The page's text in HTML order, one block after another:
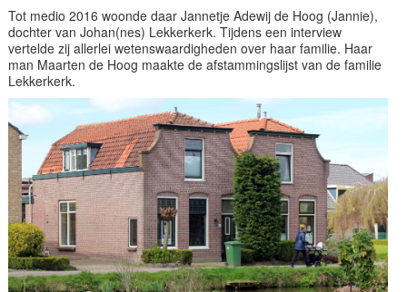
Tot medio 2016 woonde daar Jannetje Adewij de Hoog (Jannie),
dochter van Johan(nes) Lekkerkerk. Tijdens een interview
vertelde zij allerlei wetenswaardigheden over haar familie. Haar
man Maarten de Hoog maakte de afstammingslijst van de familie
Lekkerkerk.